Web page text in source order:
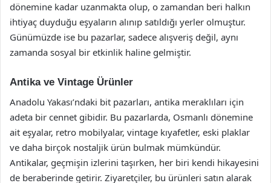
dönemine kadar uzanmakta olup, o zamandan beri halkın
ihtiyaç duyduğu eşyaların alınıp satıldığı yerler olmuştur.
Günümüzde ise bu pazarlar, sadece alışveriş değil, aynı
zamanda sosyal bir etkinlik haline gelmiştir.
Antika ve Vintage Ürünler
Anadolu Yakası’ndaki bit pazarları, antika meraklıları için
adeta bir cennet gibidir. Bu pazarlarda, Osmanlı dönemine
ait eşyalar, retro mobilyalar, vintage kıyafetler, eski plaklar
ve daha birçok nostaljik ürün bulmak mümkündür.
Antikalar, geçmişin izlerini taşırken, her biri kendi hikayesini
de beraberinde getirir. Ziyaretçiler, bu ürünleri satın alarak